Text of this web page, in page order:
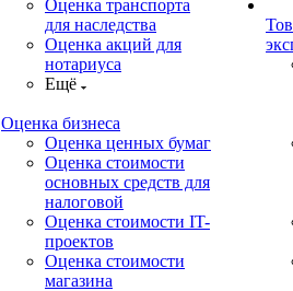
Оценка транспорта
для наследства
Оценка акций для
нотариуса
Ещё
Оценка бизнеса
Оценка ценных бумаг
Оценка стоимости
основных средств для
налоговой
Оценка стоимости IT-
проектов
Оценка стоимости
магазина